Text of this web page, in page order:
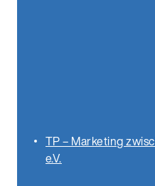
TP – Marketing
e.V.